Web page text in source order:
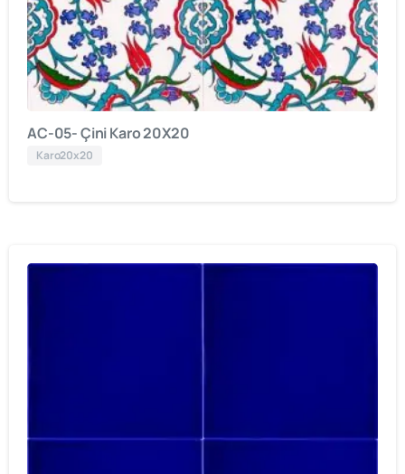
AC-05- Çini Karo 20X20
Karo20x20